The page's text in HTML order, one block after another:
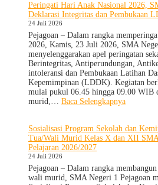
Pergaulan
Demi
Depan
Cerah
SMA
Negeri
Pejagoan
Tahun
Ajaran
2026/2027:
Berjalan
Khidmat
Peringati Hari Anak Nasional 2026,
Deklarasi Integritas dan Pembukaan
24 Juli 2026
Pejagoan – Dalam rangka
2026, Kamis, 23 Juli 2026, SMA
menyelenggarakan apel peringatan
Berintegritas, Antiperundungan,
intoleransi dan Pembukaan Latihan
Kepemimpinan (LDDK). Kegiatan
mulai pukul 06.45 hingga 09.00 WIB
murid,… Baca Selengkapnya:
Anak
Nasional
Negeri
1
Sosialisasi Program Sekolah dan
Tua/Wali Murid Kelas X dan XII
Pelajaran 2026/2027
24 Juli 2026
Pejagoan – Dalam rangka
wali murid, SMA Negeri 1 Pejagoan